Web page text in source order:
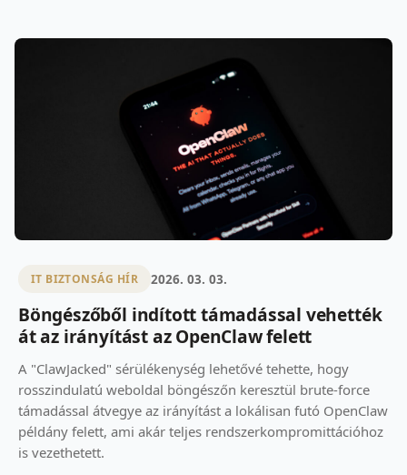
IT BIZTONSÁG HÍR 2026. 03. 03.
Böngészőből indított támadással vehették
át az irányítást az OpenClaw felett
A "ClawJacked" sérülékenység lehetővé tehette, hogy
rosszindulatú weboldal böngészőn keresztül brute-force
támadással átvegye az irányítást a lokálisan futó OpenClaw
példány felett, ami akár teljes rendszerkompromittációhoz
is vezethetett.